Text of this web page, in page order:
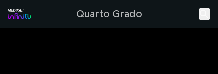
Quarto Grado